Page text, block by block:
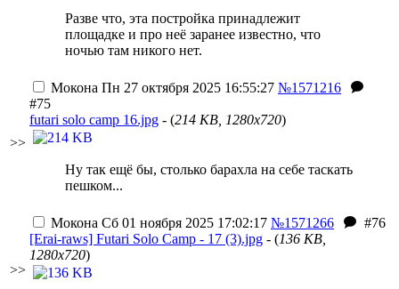
Разве что, эта постройка принадлежит
площадке и про неё заранее известно, что
ночью там никого нет.
>>
Мокона Пн 27 октября 2025 16:55:27 №1571216
#75
futari solo camp 16.jpg - (214 KB, 1280x720)
Ну так ещё бы, столько барахла на себе таскать
пешком...
>>
Мокона Сб 01 ноября 2025 17:02:17 №1571266
#76
[Erai-raws] Futari Solo Camp - 17 (3).jpg - (136 KB,
1280x720)